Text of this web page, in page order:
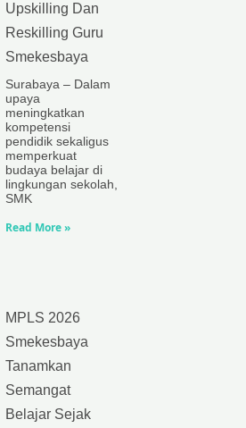
Upskilling Dan
Reskilling Guru
Smekesbaya
Surabaya – Dalam
upaya
meningkatkan
kompetensi
pendidik sekaligus
memperkuat
budaya belajar di
lingkungan sekolah,
SMK
Read More »
MPLS 2026
Smekesbaya
Tanamkan
Semangat
Belajar Sejak